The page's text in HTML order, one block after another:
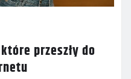
przeszły do